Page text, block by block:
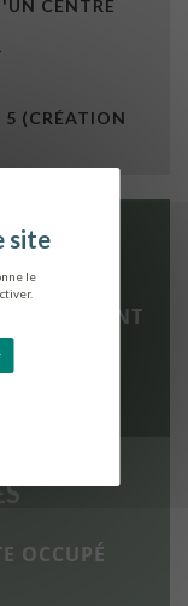
le
CENTRE
5 (CRÉATION
DU BÂTIMENT
DES
OCCUPÉ